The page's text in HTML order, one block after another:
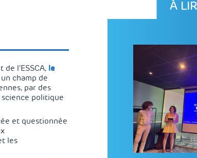
l’ESSCA, le
champ de
par des
politique
et questionnée
les
À